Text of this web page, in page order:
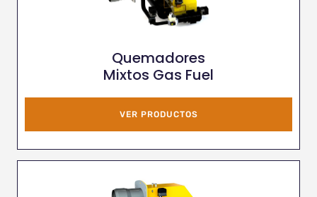
Quemadores
Mixtos Gas Fuel
VER PRODUCTOS